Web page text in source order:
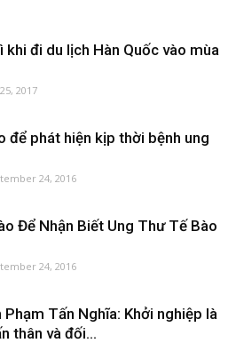
khi đi du lịch Hàn Quốc vào mùa
2017
để phát hiện kịp thời bệnh ung
24, 2016
Để Nhận Biết Ung Thư Tế Bào
24, 2016
Phạm Tấn Nghĩa: Khởi nghiệp là
thân và đối...